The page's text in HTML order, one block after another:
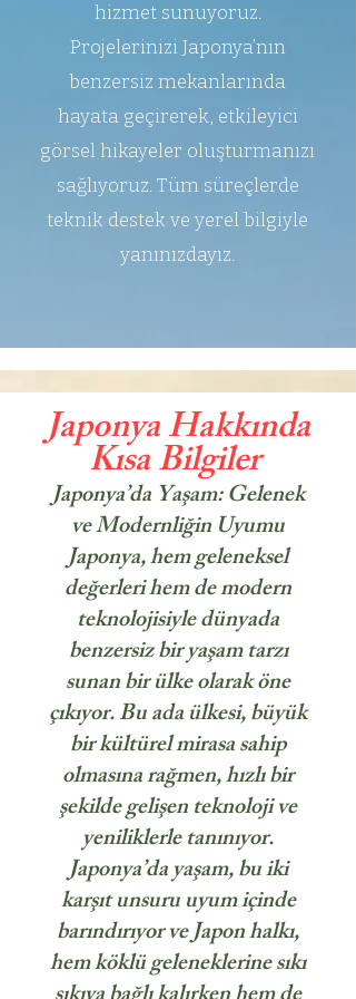
hizmet sunuyoruz.
Projelerinizi Japonya’nın
benzersiz mekanlarında
hayata geçirerek, etkileyici
görsel hikayeler oluşturmanızı
sağlıyoruz. Tüm süreçlerde
teknik destek ve yerel bilgiyle
yanınızdayız.
Japonya Hakkında
Kısa Bilgiler
Japonya’da Yaşam: Gelenek
ve Modernliğin Uyumu
Japonya, hem geleneksel
değerleri hem de modern
teknolojisiyle dünyada
benzersiz bir yaşam tarzı
sunan bir ülke olarak öne
çıkıyor. Bu ada ülkesi, büyük
bir kültürel mirasa sahip
olmasına rağmen, hızlı bir
şekilde gelişen teknoloji ve
yeniliklerle tanınıyor.
Japonya’da yaşam, bu iki
karşıt unsuru uyum içinde
barındırıyor ve Japon halkı,
hem köklü geleneklerine sıkı